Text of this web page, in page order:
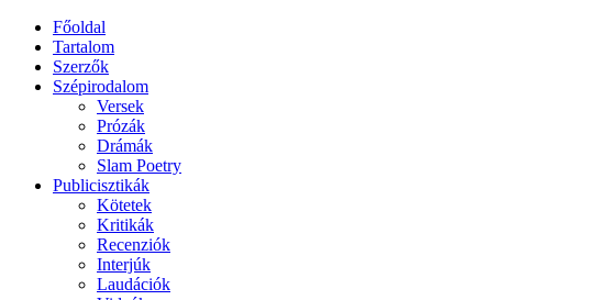
Főoldal
Tartalom
Szerzők
Szépirodalom
Versek
Prózák
Drámák
Slam Poetry
Publicisztikák
Kötetek
Kritikák
Recenziók
Interjúk
Laudációk